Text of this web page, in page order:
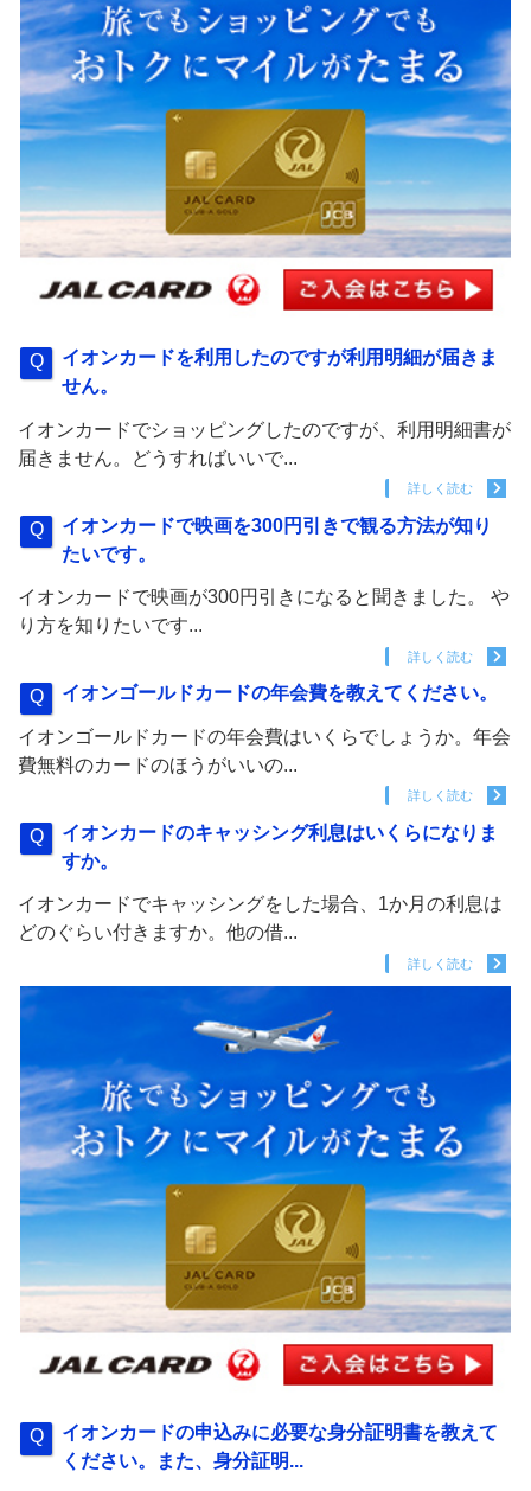
イオンカードを利用したのですが利用明細が届きま
せん。
イオンカードでショッピングしたのですが、利用明細書が
届きません。どうすればいいで...
詳しく読む
イオンカードで映画を300円引きで観る方法が知り
たいです。
イオンカードで映画が300円引きになると聞きました。 や
り方を知りたいです...
詳しく読む
イオンゴールドカードの年会費を教えてください。
イオンゴールドカードの年会費はいくらでしょうか。年会
費無料のカードのほうがいいの...
詳しく読む
イオンカードのキャッシング利息はいくらになりま
すか。
イオンカードでキャッシングをした場合、1か月の利息は
どのぐらい付きますか。他の借...
詳しく読む
イオンカードの申込みに必要な身分証明書を教えて
ください。また、身分証明...